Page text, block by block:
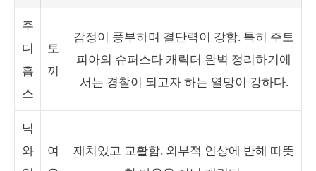
주
디
홉
스
토
끼
감정이 풍부하며 결단력이 강함. 특히 주토
피아의 슈퍼스타 캐릭터 완벽 정리하기에
서는 경찰이 되고자 하는 열망이 강하다.
닉
와
여
재치있고 교활함. 외부적 인상에 반해 따뜻